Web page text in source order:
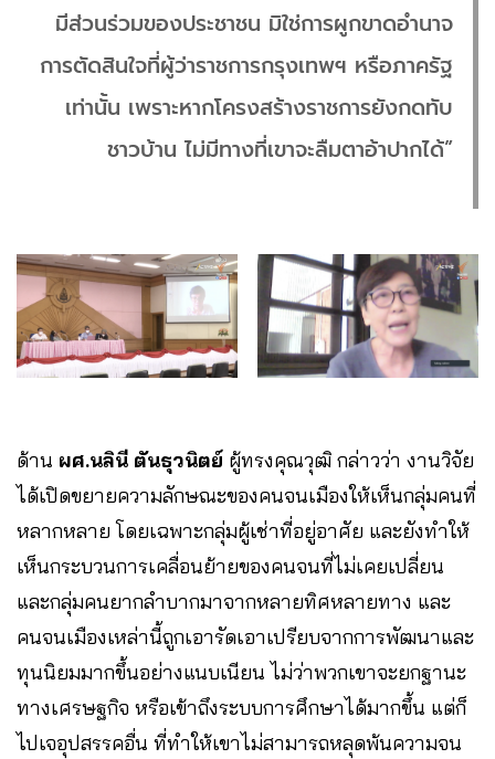
มีส่วนร่วมของประชาชน มิใช่การผูกขาดอำนาจ
การตัดสินใจที่ผู้ว่าราชการกรุงเทพฯ หรือภาครัฐ
เท่านั้น เพราะหากโครงสร้างราชการยังกดทับ
ชาวบ้าน ไม่มีทางที่เขาจะลืมตาอ้าปากได้”
ด้าน ผศ.นลินี ตันธุวนิตย์ ผู้ทรงคุณวุฒิ กล่าวว่า งานวิจัย
ได้เปิดขยายความลักษณะของคนจนเมืองให้เห็นกลุ่มคนที่
หลากหลาย โดยเฉพาะกลุ่มผู้เช่าที่อยู่อาศัย และยังทำให้
เห็นกระบวนการเคลื่อนย้ายของคนจนที่ไม่เคยเปลี่ยน
และกลุ่มคนยากลำบากมาจากหลายทิศหลายทาง และ
คนจนเมืองเหล่านี้ถูกเอารัดเอาเปรียบจากการพัฒนาและ
ทุนนิยมมากขึ้นอย่างแนบเนียน ไม่ว่าพวกเขาจะยกฐานะ
ทางเศรษฐกิจ หรือเข้าถึงระบบการศึกษาได้มากขึ้น แต่ก็
ไปเจอุปสรรคอื่น ที่ทำให้เขาไม่สามารถหลุดพ้นความจน